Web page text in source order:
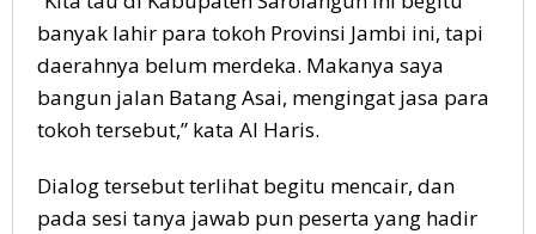
banyak lahir para tokoh Provinsi Jambi ini, tapi
daerahnya belum merdeka. Makanya saya
bangun jalan Batang Asai, mengingat jasa para
tokoh tersebut,” kata Al Haris.
Dialog tersebut terlihat begitu mencair, dan
pada sesi tanya jawab pun peserta yang hadir